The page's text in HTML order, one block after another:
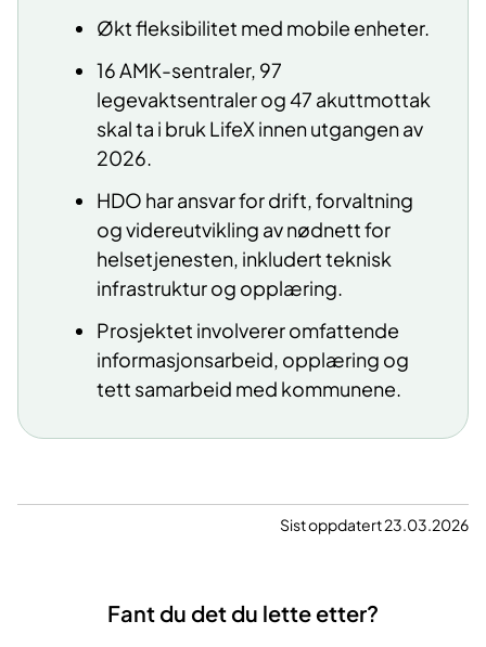
Økt fleksibilitet med mobile enheter.
16 AMK-sentraler, 97
legevaktsentraler og 47 akuttmottak
skal ta i bruk LifeX innen utgangen av
2026.
HDO har ansvar for drift, forvaltning
og videreutvikling av nødnett for
helsetjenesten, inkludert teknisk
infrastruktur og opplæring.
Prosjektet involverer omfattende
informasjonsarbeid, opplæring og
tett samarbeid med kommunene.
Sist oppdatert 23.03.2026
Fant du det du lette etter?